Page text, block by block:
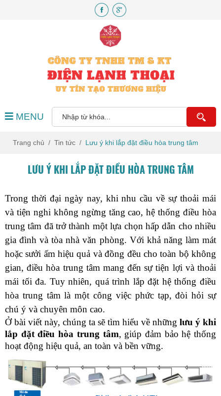
MENU
Trang chủ Tin tức Lưu ý khi lắp đặt điều hòa trung tâm
LƯU Ý KHI LẮP ĐẶT ĐIỀU HÒA TRUNG TÂM
Trong thời đại ngày nay, khi nhu cầu về sự thoải mái
và tiện nghi không ngừng tăng cao, hệ thống điều hòa
trung tâm đã trở thành một lựa chọn hấp dẫn cho nhiều
gia đình và tòa nhà văn phòng. Với khả năng làm mát
hoặc sưởi ấm hiệu quả và đồng đều cho toàn bộ không
gian, điều hòa trung tâm mang đến sự tiện lợi và thoải
mái tối đa. Tuy nhiên, quá trình lắp đặt hệ thống điều
hòa trung tâm là một công việc phức tạp, đòi hỏi sự
chú ý và chuyên môn cao.
Ở bài viết này, chúng ta sẽ tìm hiểu về những lưu ý khi
lắp đặt điều hòa trung tâm, giúp đảm bảo hệ thống
hoạt động hiệu quả, an toàn và bền vững.